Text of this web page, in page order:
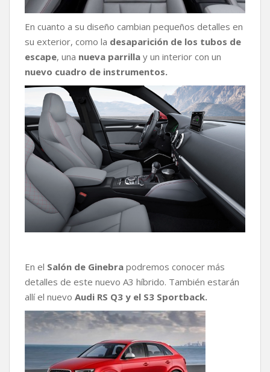
En cuanto a su diseño cambian pequeños detalles en
su exterior, como la desaparición de los tubos de
escape, una nueva parrilla y un interior con un
nuevo cuadro de instrumentos.
En el Salón de Ginebra podremos conocer más
detalles de este nuevo A3 híbrido. También estarán
allí el nuevo Audi RS Q3 y el S3 Sportback.